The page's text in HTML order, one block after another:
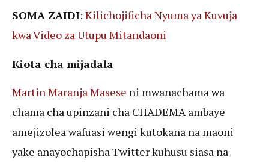
SOMA ZAIDI: Kilichojificha Nyuma ya Kuvuja
kwa Video za Utupu Mitandaoni
Kiota cha mijadala
Martin Maranja Masese ni mwanachama wa
chama cha upinzani cha CHADEMA ambaye
amejizolea wafuasi wengi kutokana na maoni
yake anayochapisha Twitter kuhusu siasa na